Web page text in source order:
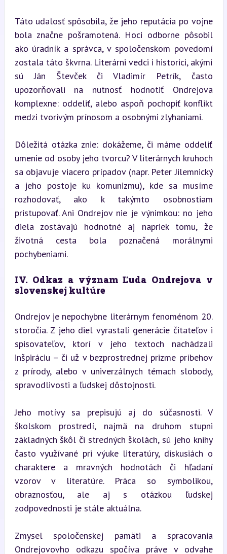
Táto udalosť spôsobila, že jeho reputácia po vojne
bola značne pošramotená. Hoci odborne pôsobil
ako úradník a správca, v spoločenskom povedomí
zostala táto škvrna. Literárni vedci i historici, akými
sú Ján Števček či Vladimír Petrík, často
upozorňovali na nutnosť hodnotiť Ondrejova
komplexne: oddeliť, alebo aspoň pochopiť konflikt
medzi tvorivým prínosom a osobnými zlyhaniami.
Dôležitá otázka znie: dokážeme, či máme oddeliť
umenie od osoby jeho tvorcu? V literárnych kruhoch
sa objavuje viacero prípadov (napr. Peter Jilemnický
a jeho postoje ku komunizmu), kde sa musíme
rozhodovať, ako k takýmto osobnostiam
pristupovať. Ani Ondrejov nie je výnimkou: no jeho
diela zostávajú hodnotné aj napriek tomu, že
životná cesta bola poznačená morálnymi
pochybeniami.
IV. Odkaz a význam Ľuda Ondrejova v
slovenskej kultúre
Ondrejov je nepochybne literárnym fenoménom 20.
storočia. Z jeho diel vyrastali generácie čitateľov i
spisovateľov, ktorí v jeho textoch nachádzali
inšpiráciu – či už v bezprostrednej prizme príbehov
z prírody, alebo v univerzálnych témach slobody,
spravodlivosti a ľudskej dôstojnosti.
Jeho motívy sa prepisujú aj do súčasnosti. V
školskom prostredí, najmä na druhom stupni
základných škôl či stredných školách, sú jeho knihy
často využívané pri výuke literatúry, diskusiách o
charaktere a mravných hodnotách či hľadaní
vzorov v literatúre. Práca so symbolikou,
obraznosťou, ale aj s otázkou ľudskej
zodpovednosti je stále aktuálna.
Zmysel spoločenskej pamäti a spracovania
Ondrejovovho odkazu spočíva práve v odvahe